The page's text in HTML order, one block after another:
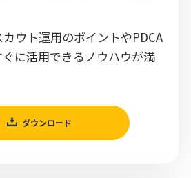
ウト運用のポイントやPDCA
に活用できるノウハウが満
ダウンロード